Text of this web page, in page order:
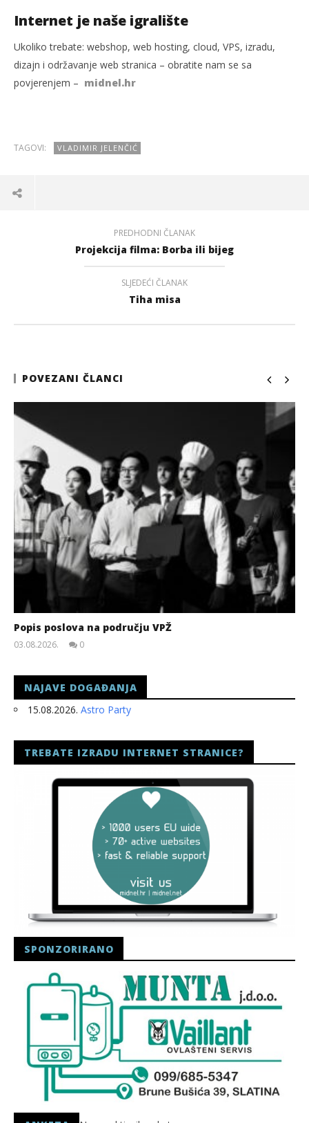
Internet je naše igralište
Ukoliko trebate: webshop, web hosting, cloud, VPS, izradu,
dizajn i održavanje web stranica – obratite nam se sa
povjerenjem – midnel.hr
TAGOVI: VLADIMIR JELENČIĆ
PREDHODNI ČLANAK
Projekcija filma: Borba ili bijeg
SLJEDEĆI ČLANAK
Tiha misa
POVEZANI ČLANCI
Popis poslova na području VPŽ
03.08.2026.
0
NAJAVE DOGAĐANJA
15.08.2026. Astro Party
TREBATE IZRADU INTERNET STRANICE?
SPONZORIRANO